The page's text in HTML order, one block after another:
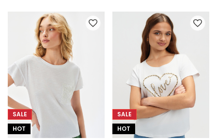
SALE
HOT
SALE
HOT